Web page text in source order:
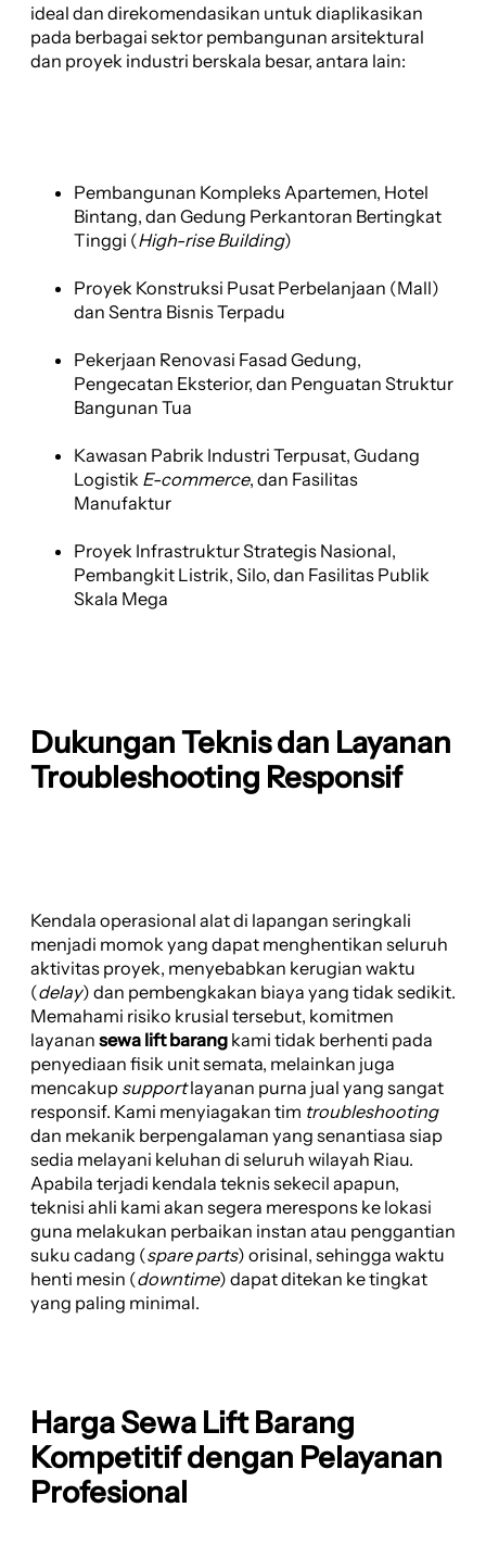
ideal dan direkomendasikan untuk diaplikasikan
pada berbagai sektor pembangunan arsitektural
dan proyek industri berskala besar, antara lain:
Pembangunan Kompleks Apartemen, Hotel
Bintang, dan Gedung Perkantoran Bertingkat
Tinggi (High-rise Building)
Proyek Konstruksi Pusat Perbelanjaan (Mall)
dan Sentra Bisnis Terpadu
Pekerjaan Renovasi Fasad Gedung,
Pengecatan Eksterior, dan Penguatan Struktur
Bangunan Tua
Kawasan Pabrik Industri Terpusat, Gudang
Logistik E-commerce, dan Fasilitas
Manufaktur
Proyek Infrastruktur Strategis Nasional,
Pembangkit Listrik, Silo, dan Fasilitas Publik
Skala Mega
Dukungan Teknis dan Layanan
Troubleshooting Responsif
Kendala operasional alat di lapangan seringkali
menjadi momok yang dapat menghentikan seluruh
aktivitas proyek, menyebabkan kerugian waktu
(delay) dan pembengkakan biaya yang tidak sedikit.
Memahami risiko krusial tersebut, komitmen
layanan sewa lift barang kami tidak berhenti pada
penyediaan fisik unit semata, melainkan juga
mencakup supportlayanan purna jual yang sangat
responsif. Kami menyiagakan tim troubleshooting
dan mekanik berpengalaman yang senantiasa siap
sedia melayani keluhan di seluruh wilayah Riau.
Apabila terjadi kendala teknis sekecil apapun,
teknisi ahli kami akan segera merespons ke lokasi
guna melakukan perbaikan instan atau penggantian
suku cadang (spare parts) orisinal, sehingga waktu
henti mesin (downtime) dapat ditekan ke tingkat
yang paling minimal.
Harga Sewa Lift Barang
Kompetitif dengan Pelayanan
Profesional